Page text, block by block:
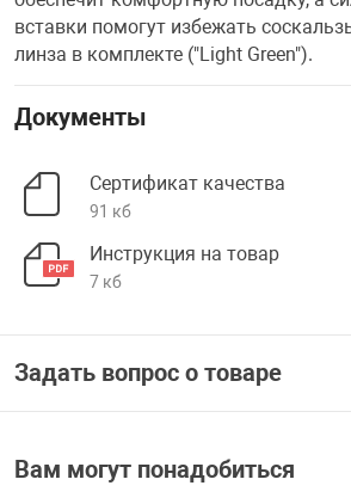
вставки помогут избежать
линза в комплекте ("Light Green").
Документы
Сертификат качества
91 кб
Инструкция на товар
7 кб
Задать вопрос о товаре
Вам могут понадобиться